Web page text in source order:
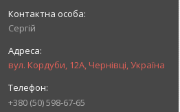
Сергій
вул. Кордуби, 12А, Чернівці, Україна
+380 (50) 598-67-65